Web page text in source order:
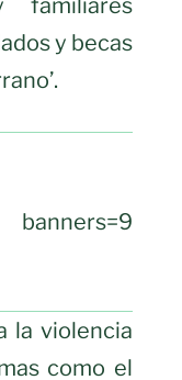
y becas
banners=9
la violencia
como el